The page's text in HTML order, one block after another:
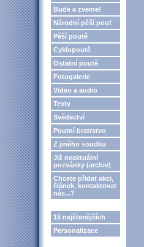
Bude a zveme!
Národní pěší pouť
Pěší poutě
Cyklopoutě
Ostatní poutě
Fotogalerie
Video a audio
Texty
Svědectví
Poutní bratrstvo
Z jiného soudku
Již neaktuální
pozvánky (archiv)
Chcete přidat akci,
článek, kontaktovat
nás...?
15 nejčtenějších
Personalizace